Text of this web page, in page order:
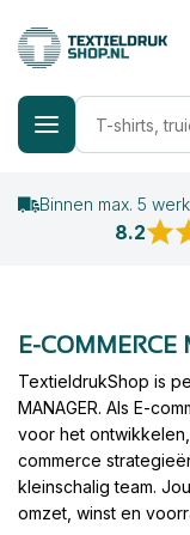
Binnen max. 5
8.2
E-COMMERCE
TextieldrukShop is
MANAGER. Als E-
voor het
commerce
kleinschalig team.
omzet, winst en